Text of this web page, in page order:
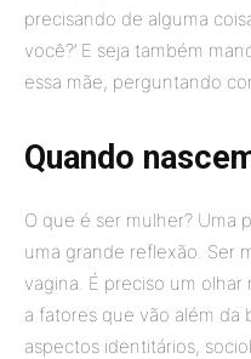
precisando de alguma
você?’ E seja também
essa mãe, perguntando
Quando
O que é ser mulher? Uma
uma grande reflexão. Ser
vagina. É preciso um
a fatores que vão além da
aspectos identitários,